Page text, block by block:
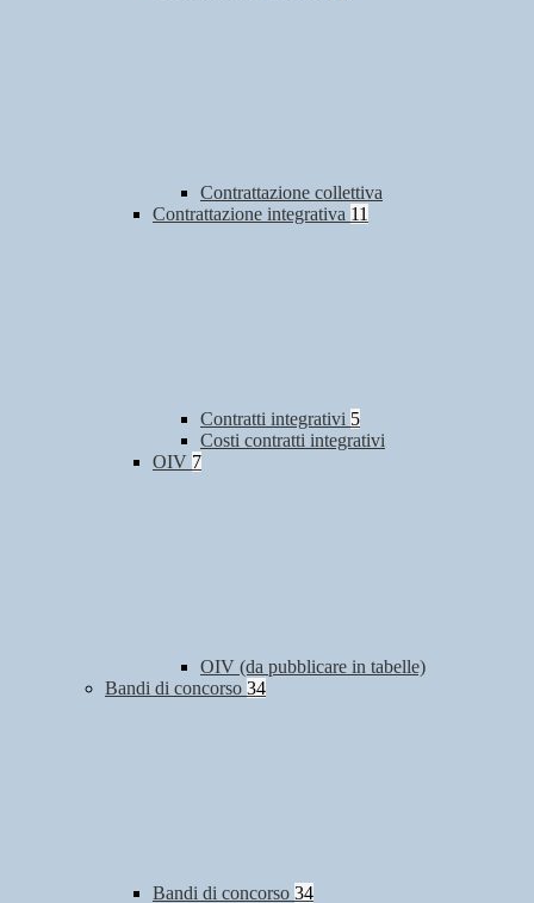
Contrattazione collettiva
Contrattazione integrativa 11
Contratti integrativi 5
Costi contratti integrativi
OIV 7
OIV (da pubblicare in tabelle)
Bandi di concorso 34
Bandi di concorso 34